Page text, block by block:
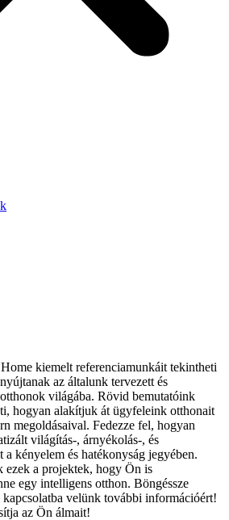
kiemelt referenciamunkáit tekintheti
az általunk tervezett és
világába. Rövid bemutatóink
hogyan alakítjuk át ügyfeleink otthonait
megoldásaival. Fedezze fel, hogyan
világítás-, árnyékolás-, és
a kényelem és hatékonyság jegyében.
ezek a projektek, hogy Ön is
egy intelligens otthon. Böngéssze
kapcsolatba velünk további információért!
az Ön álmait!